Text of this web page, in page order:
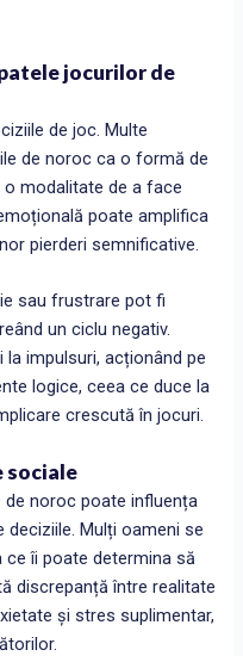
jocurilor de
de joc. Multe
de noroc ca o formă de
o modalitate de a face
poate amplifica
pierderi semnificative.
sau frustrare pot fi
un ciclu negativ.
impulsuri, acționând pe
logice, ceea ce duce la
crescută în jocuri.
sociale
noroc poate influența
Mulți oameni se
ce îi poate determina să
discrepanță între realitate
și stres suplimentar,